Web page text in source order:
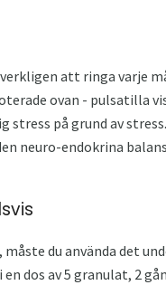
att ringa varje
ovan - pulsatilla
på grund av
neuro-endokrina
du använda det
dos av 5 granulat, 2